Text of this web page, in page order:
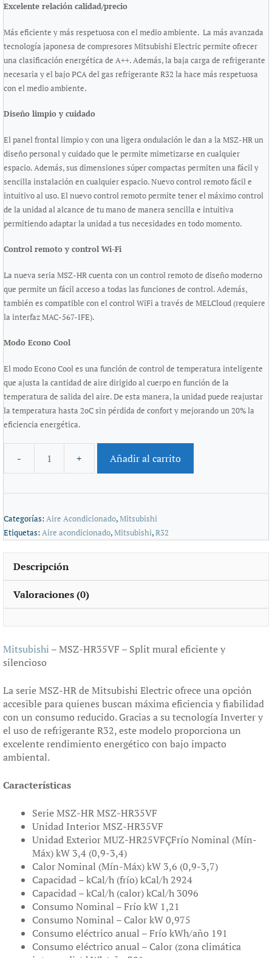
Excelente relación calidad/precio
Más eficiente y más respetuosa con el medio ambiente. La más avanzada
tecnología japonesa de compresores Mitsubishi Electric permite ofrecer
una clasificación energética de A++. Además, la baja carga de refrigerante
necesaria y el bajo PCA del gas refrigerante R32 la hace más respetuosa
con el medio ambiente.
Diseño limpio y cuidado
El panel frontal limpio y con una ligera ondulación le dan a la MSZ-­HR un
diseño personal y cuidado que le permite mimetizarse en cualquier
espacio. Además, sus dimensiones súper compactas permiten una fácil y
sencilla instalación en cualquier espacio. Nuevo control remoto fácil e
intuitivo al uso. El nuevo control remoto permite tener el máximo control
de la unidad al alcance de tu mano de manera sencilla e intuitiva
permitiendo adaptar la unidad a tus necesidades en todo momento.
Control remoto y control Wi-Fi
La nueva seria MSZ-­HR cuenta con un control remoto de diseño moderno
que permite un fácil acceso a todas las funciones de control. Además,
también es compatible con el control WiFi a través de MELCloud (requiere
la interfaz MAC­-567-IF­E).
Modo Econo Cool
El modo Econo Cool es una función de control de temperatura inteligente
que ajusta la cantidad de aire dirigido al cuerpo en función de la
temperatura de salida del aire. De esta manera, la unidad puede reajustar
la temperatura hasta 2oC sin pérdida de confort y mejorando un 20% la
eficiencia energética.
Añadir al carrito
Categorías:Aire Acondicionado,Mitsubishi
Etiquetas:Aire acondicionado,Mitsubishi,R32
Descripción
Valoraciones (0)
Mitsubishi – MSZ-HR35VF – Split mural eficiente y
silencioso
La serie MSZ-HR de Mitsubishi Electric ofrece una opción
accesible para quienes buscan máxima eficiencia y fiabilidad
con un consumo reducido. Gracias a su tecnología Inverter y
el uso de refrigerante R32, este modelo proporciona un
excelente rendimiento energético con bajo impacto
ambiental.
Características
Serie MSZ-HR MSZ-HR35VF
Unidad Interior MSZ-HR35VF
Unidad Exterior MUZ-HR25VFÇFrío Nominal (Mín-
Máx) kW 3,4 (0,9-3,4)
Calor Nominal (Mín-Máx) kW 3,6 (0,9-3,7)
Capacidad – kCal/h (frío) kCal/h 2924
Capacidad – kCal/h (calor) kCal/h 3096
Consumo Nominal – Frío kW 1,21
Consumo Nominal – Calor kW 0,975
Consumo eléctrico anual – Frío kWh/año 191
Consumo eléctrico anual – Calor (zona climática